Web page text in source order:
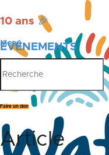
10 ans 🎉
ÉVÉNEMENTS
PUBLICATIONS
Menu
Faire un don
Article